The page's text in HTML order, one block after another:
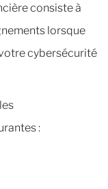
consiste à
lorsque
cybersécurité
: